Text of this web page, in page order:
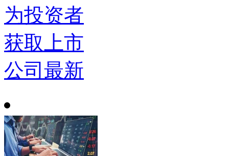
为投资者
获取上市
公司最新